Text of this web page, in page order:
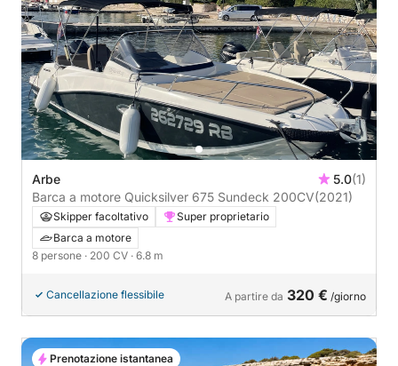
Arbe 5.0(1)
Barca a motore Quicksilver 675 Sundeck 200CV(2021)
Skipper facoltativo
Super proprietario
Barca a motore
8 persone · 200 CV · 6.8 m
Cancellazione flessibile A partire da 320 € /giorno
Prenotazione istantanea